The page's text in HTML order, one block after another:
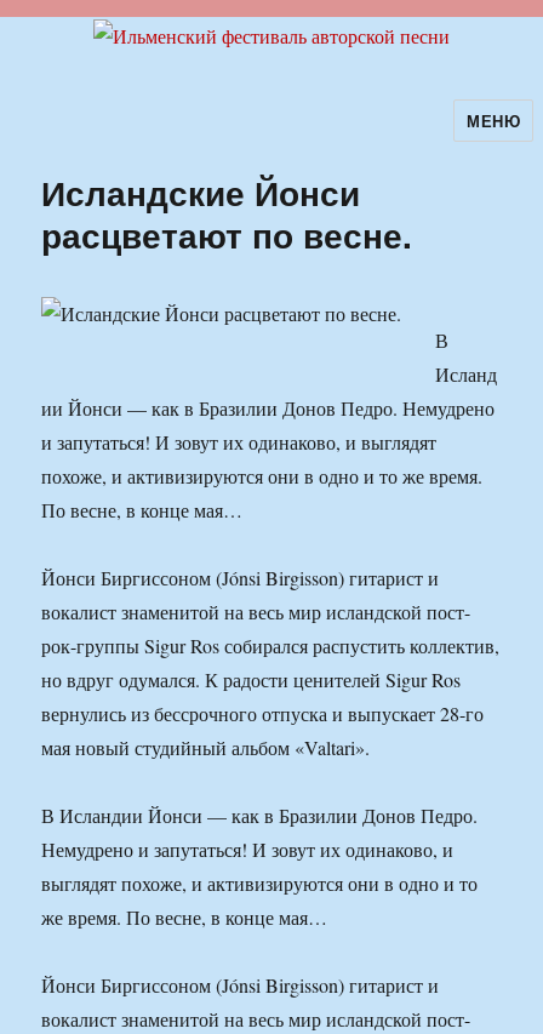
Ильменский фестиваль авторскойМЕНЮ
Исландские Йонси
расцветают по весне.
В
Исланд
ии Йонси — как в Бразилии Донов Педро. Немудрено
и запутаться! И зовут их одинаково, и выглядят
похоже, и активизируются они в одно и то же время.
По весне, в конце мая…
Йонси Биргиссоном (Jónsi Birgisson) гитарист и
вокалист знаменитой на весь мир исландской пост-
рок-группы Sigur Ros собирался распустить коллектив,
но вдруг одумался. К радости ценителей Sigur Ros
вернулись из бессрочного отпуска и выпускает 28-го
мая новый студийный альбом «Valtari».
В Исландии Йонси — как в Бразилии Донов Педро.
Немудрено и запутаться! И зовут их одинаково, и
выглядят похоже, и активизируются они в одно и то
же время. По весне, в конце мая…
Йонси Биргиссоном (Jónsi Birgisson) гитарист и
вокалист знаменитой на весь мир исландской пост-